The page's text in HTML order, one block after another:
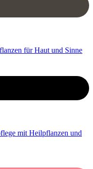
für Haut und Sinne
mit Heilpflanzen und